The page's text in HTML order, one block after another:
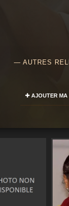
— AUTRES
AJOUTER MA